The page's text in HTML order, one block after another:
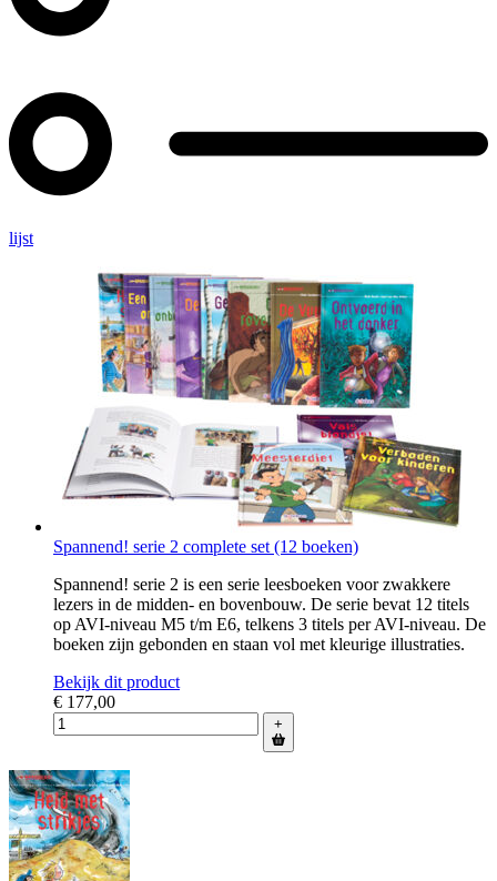
lijst
Spannend! serie 2 complete set (12 boeken)
Spannend! serie 2 is een serie leesboeken voor zwakkere
lezers in de midden- en bovenbouw. De serie bevat 12 titels
op AVI-niveau M5 t/m E6, telkens 3 titels per AVI-niveau. De
boeken zijn gebonden en staan vol met kleurige illustraties.
Bekijk dit product
€ 177,00
+